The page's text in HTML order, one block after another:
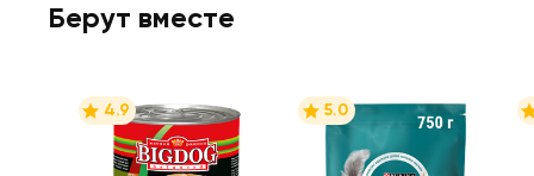
Берут вместе
4.9 5.0